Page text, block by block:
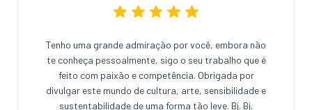
Tenho uma grande admiração por você, embora não
te conheça pessoalmente, sigo o seu trabalho que é
feito com paixão e competência. Obrigada por
divulgar este mundo de cultura, arte, sensibilidade e
sustentabilidade de uma forma tão leve. Bj. Bj.